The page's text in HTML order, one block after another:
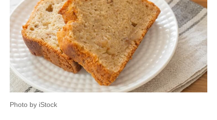
Photo by iStock